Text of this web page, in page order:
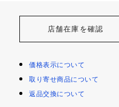
店舗在庫を確認
価格表示について
取り寄せ商品について
返品交換について